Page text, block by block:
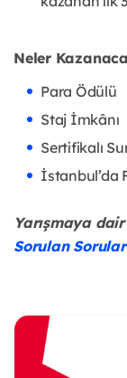
Neler
Para Ödülü
Staj İmkânı
Sertifikalı
İstanbul’da
Yarışmaya
Sorulan Sorular